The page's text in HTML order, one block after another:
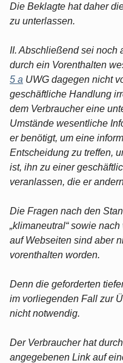
Die Beklagte hat daher
zu unterlassen.
II. Abschließend sei noch
durch ein Vorenthalten
5 a UWG dagegen nicht
geschäftliche Handlung
dem Verbraucher eine
Umstände wesentliche
er benötigt, um eine
Entscheidung zu treffen,
ist, ihn zu einer
veranlassen, die er
Die Fragen nach den
„klimaneutral“ sowie
auf Webseiten sind aber
vorenthalten worden.
Denn die geforderten
im vorliegenden Fall zur
nicht notwendig.
Der Verbraucher hat
angegebenen Link auf